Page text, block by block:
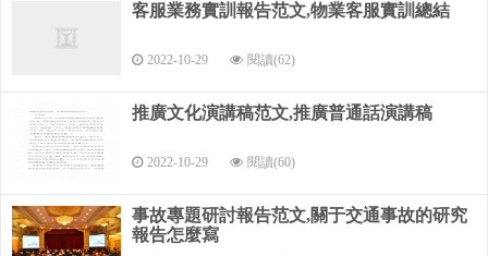
4. 結果與討論
結果與討論可以放在一起寫，也可以分開寫.
結果和討論分幾節來完成.一般采用描述，分析，討論來寫.
描述：
描述調查人群的人口社會學特征，
客服業務實訓報告范文,物業客服實訓總結
2022-10-29 閱讀(62)
推廣文化演講稿范文,推廣普通話演講稿
2022-10-29 閱讀(60)
事故專題研討報告范文,關于交通事故的研究
報告怎麼寫